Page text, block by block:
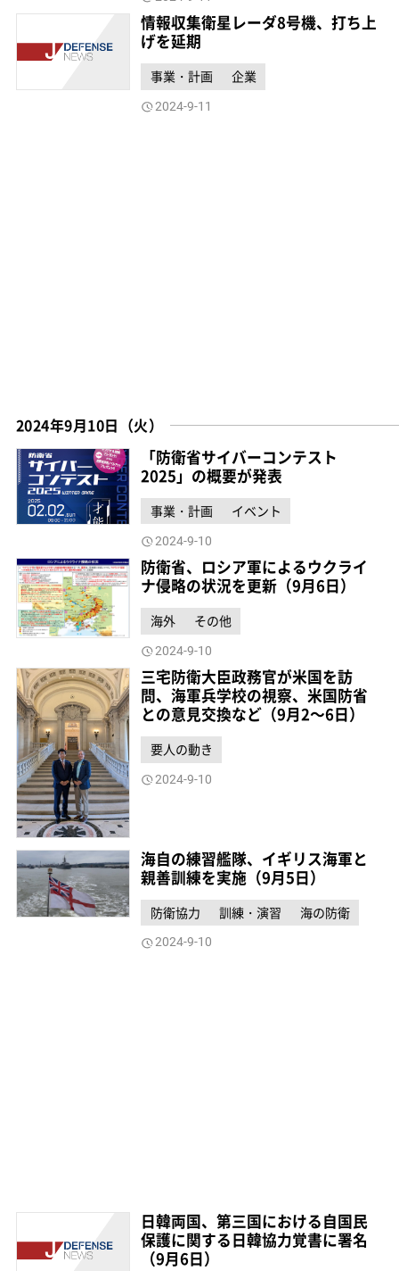
情報収集衛星レーダ8号機、打ち上
げを延期
事業・計画 企業
2024-9-11
2024年9月10日（火）
「防衛省サイバーコンテスト
2025」の概要が発表
事業・計画 イベント
2024-9-10
防衛省、ロシア軍によるウクライ
ナ侵略の状況を更新（9月6日）
海外 その他
2024-9-10
三宅防衛大臣政務官が米国を訪
問、海軍兵学校の視察、米国防省
との意見交換など（9月2～6日）
要人の動き
2024-9-10
海自の練習艦隊、イギリス海軍と
親善訓練を実施（9月5日）
防衛協力 訓練・演習 海の防衛
2024-9-10
日韓両国、第三国における自国民
保護に関する日韓協力覚書に署名
（9月6日）